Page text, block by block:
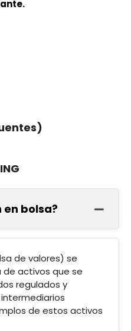
en bolsa?
de valores) se
activos que se
regulados y
de estos activos